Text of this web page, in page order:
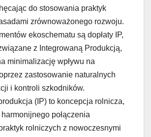
do stosowania praktyk
zrównoważonego rozwoju.
ekoschematu są dopłaty IP,
z Integrowaną Produkcją,
minimalizację wpływu na
zastosowanie naturalnych
i kontroli szkodników.
(IP) to koncepcja rolnicza,
połączenia
rolniczych z nowoczesnymi